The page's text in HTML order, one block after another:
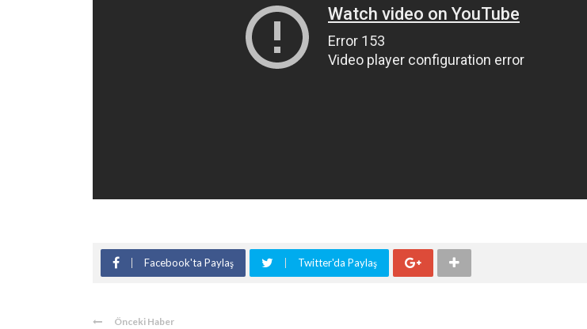
Facebook'ta Paylaş Twitter'da Paylaş
Önceki Haber